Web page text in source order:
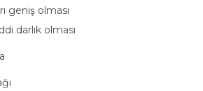
geniş olması
darlık olması